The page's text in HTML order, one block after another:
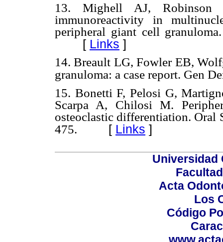
13. Mighell AJ,
immunoreactivity in
peripheral giant cell
[ Links ]
14. Breault LG, Fowler EB,
granuloma: a case report. Gen
15. Bonetti F, Pelosi G,
Scarpa A, Chilosi M.
osteoclastic differentiation. Oral
475. [ Links ]
Universidad
Acta
Los
Código